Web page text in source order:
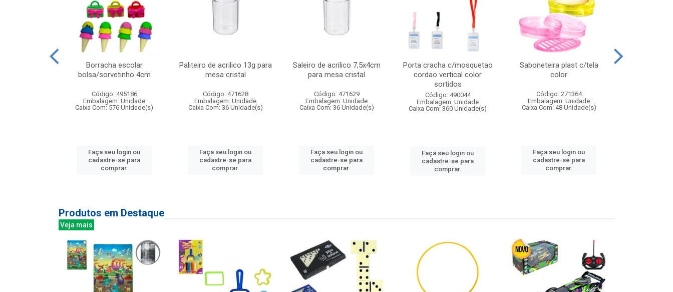
Borracha escolar
bolsa/sorvetinho 4cm
Código: 495186
Embalagem: Unidade
Caixa Com: 576 Unidade(s)
Faça seu login ou
cadastre-se para
comprar.
Paliteiro de acrilico 13g para
mesa cristal
Código: 471628
Embalagem: Unidade
Caixa Com: 36 Unidade(s)
Faça seu login ou
cadastre-se para
comprar.
Saleiro de acrilico 7,5x4cm
para mesa cristal
Código: 471629
Embalagem: Unidade
Caixa Com: 36 Unidade(s)
Faça seu login ou
cadastre-se para
comprar.
Porta cracha c/mosquetao
cordao vertical color
sortidos
Código: 490044
Embalagem: Unidade
Caixa Com: 360 Unidade(s)
Faça seu login ou
cadastre-se para
comprar.
Saboneteira plast c/tela
color
Código: 271364
Embalagem: Unidade
Caixa Com: 48 Unidade(s)
Faça seu login ou
cadastre-se para
comprar.
Produtos em Destaque
Veja mais